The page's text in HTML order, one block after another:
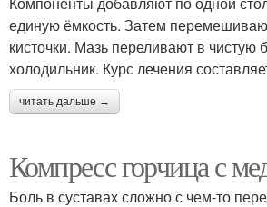
единую ёмкость. Затем
кисточки. Мазь переливают в чистую
холодильник. Курс лечения
читать дальше →
Компресс горчица с
Боль в суставах сложно с чем-то